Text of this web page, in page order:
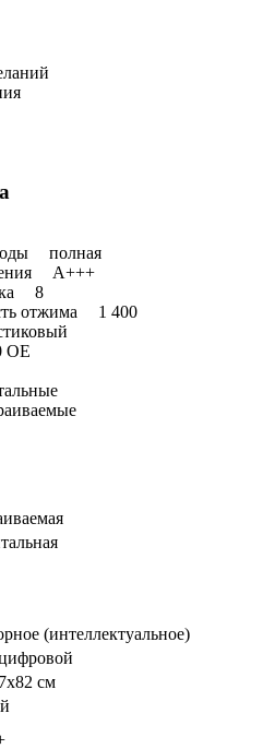
полная
A+++
8
отжима
1 400
OE
(интеллектуальное)
см